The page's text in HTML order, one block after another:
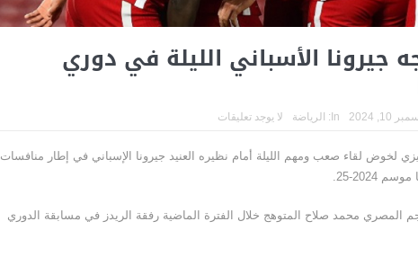
جيرونا الأسباني الليلة في دوري
10, 2024
In: الرياضة لا يوجد تعليقات
لخوض لقاء صعب ومهم الليلة أمام نظيره العنيد جيرونا الإسباني في إطار منافسات
25.
المصري محمد صلاح المتوهج خلال الفترة الماضية رفقة الريدز في مسابقة الدوري